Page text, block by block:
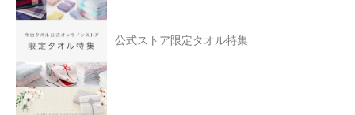
公式ストア限定タオル特集